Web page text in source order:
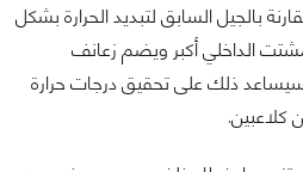
أكبر بنسبة 50% مقارنة بالجيل السابق لتبديد الحرارة بشكل
الداخلي أكبر ويضم زعانف
سيساعد ذلك على تحقيق درجات حرارة